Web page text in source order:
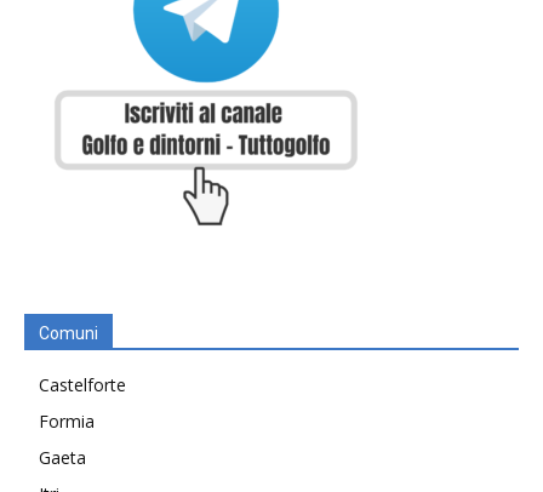
Comuni
Castelforte
Formia
Gaeta